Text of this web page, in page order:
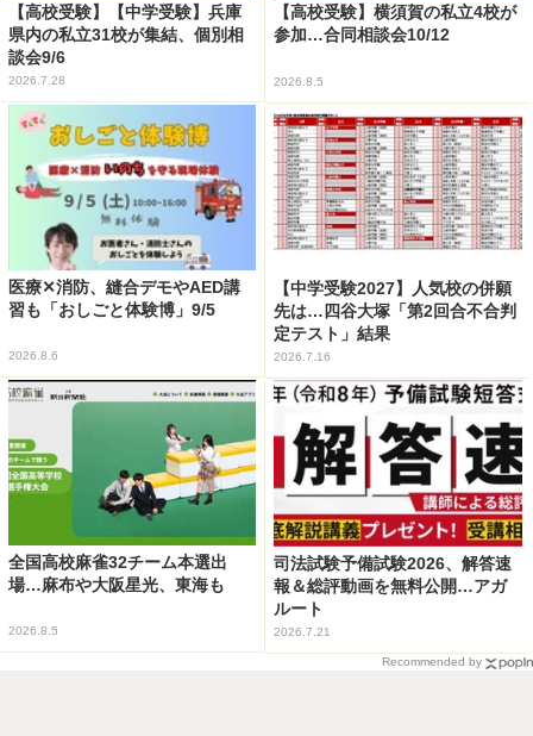
【高校受験】【中学受験】兵庫
県内の私立31校が集結、個別相
談会9/6
2026.7.28
【高校受験】横須賀の私立4校が
参加…合同相談会10/12
2026.8.5
医療✕消防、縫合デモやAED講
習も「おしごと体験博」9/5
2026.8.6
【中学受験2027】人気校の併願
先は…四谷大塚「第2回合不合判
定テスト」結果
2026.7.16
全国高校麻雀32チーム本選出
場…麻布や大阪星光、東海も
2026.8.5
司法試験予備試験2026、解答速
報＆総評動画を無料公開…アガ
ルート
2026.7.21
Recommended by